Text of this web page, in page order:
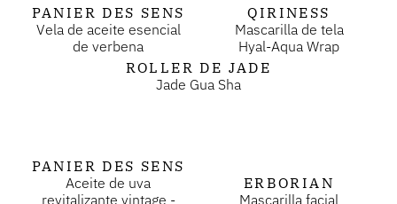
PANIER DES SENS
Vela de aceite esencial
de verbena
QIRINESS
Mascarilla de tela
Hyal-Aqua Wrap
ROLLER DE JADE
Jade Gua Sha
PANIER DES SENS
Aceite de uva
revitalizante vintage -
ERBORIAN
Mascarilla facial